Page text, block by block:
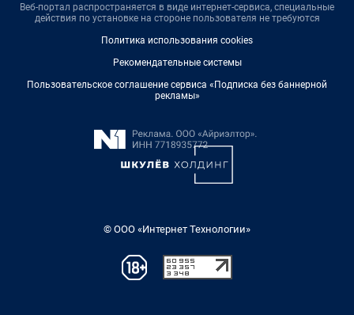
Веб-портал распространяется в виде интернет-сервиса, специальные
действия по установке на стороне пользователя не требуются
Политика использования cookies
Рекомендательные системы
Пользовательское соглашение сервиса «Подписка без баннерной
рекламы»
© ООО «Интернет Технологии»